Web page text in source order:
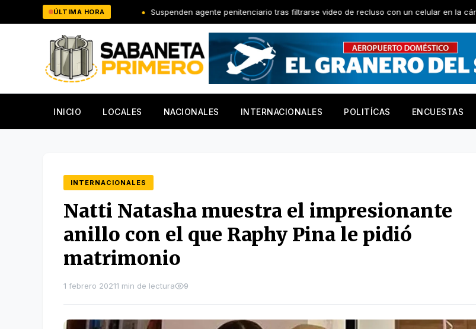
al
ÚLTIMA HORA
De La Cruz Suspenden agente penitenciario tras filtrarse video de recluso con un celular en la cárcel Las Parras
INICIO LOCALES NACIONALES INTERNACIONALES POLITÍCAS ENCUESTAS
INTERNACIONALES
Natti Natasha muestra el impresionante
anillo con el que Raphy Pina le pidió
matrimonio
1 febrero 20211 min de lectura 9